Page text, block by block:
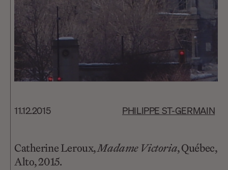
11.12.2015 PHILIPPE ST-GERMAIN
Catherine Leroux,Madame Victoria, Québec,
Alto, 2015.